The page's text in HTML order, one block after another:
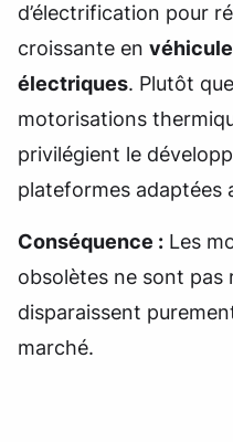
d’électrification pour
croissante en
électriques. Plutôt
motorisations
privilégient le
plateformes adaptées
Conséquence : Les
obsolètes ne sont pas
disparaissent
marché.